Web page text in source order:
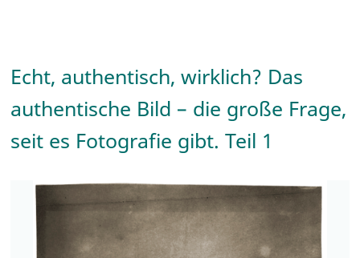
Echt, authentisch, wirklich? Das
authentische Bild – die große Frage,
seit es Fotografie gibt. Teil 1